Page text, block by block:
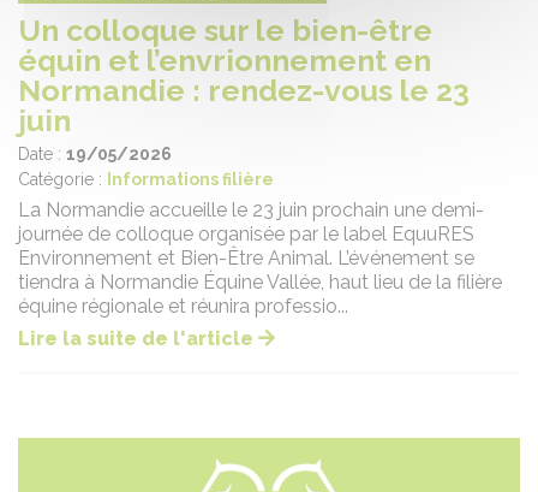
Un colloque sur le bien-être
équin et l’envrionnement en
Normandie : rendez-vous le 23
juin
Date : 19/05/2026
Catégorie : Informations filière
La Normandie accueille le 23 juin prochain une demi-
journée de colloque organisée par le label EquuRES
Environnement et Bien-Être Animal. L’événement se
tiendra à Normandie Équine Vallée, haut lieu de la filière
équine régionale et réunira professio...
Lire la suite de l'article